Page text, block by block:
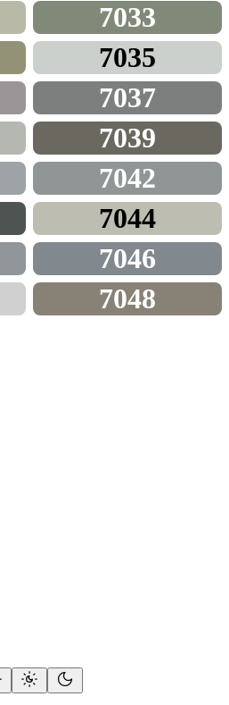
7033
7035
7037
7039
7042
7044
7046
7048